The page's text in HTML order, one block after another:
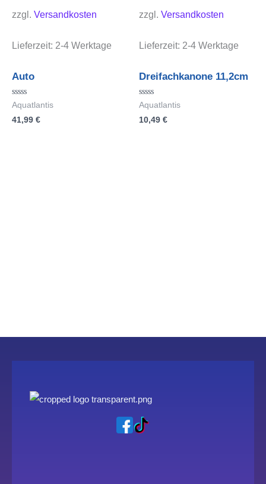
zzgl. Versandkosten
Lieferzeit: 2-4 Werktage
Auto
Bewertet
mit
0
Aquatlantis
41,99 €
zzgl. Versandkosten
Lieferzeit: 2-4 Werktage
Dreifachkanone 11,2cm
Bewertet
mit
0
Aquatlantis
10,49 €